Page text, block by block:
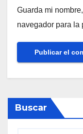
Guarda mi
navegador para la
Buscar